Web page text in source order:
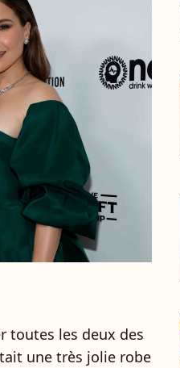
toutes les deux des
une très jolie robe